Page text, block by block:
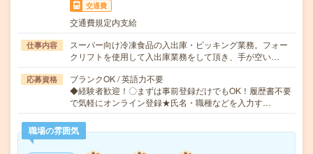
交通費
交通費規定内支給
仕事内容
スーパー向け冷凍食品の入出庫・ピッキング業務。フォー
クリフトを使用して入出庫業務をして頂き、手が空い…
応募資格
ブランクOK / 英語力不要
◆経験者歓迎！〇まずは事前登録だけでもOK！履歴書不要
で気軽にオンライン登録★氏名・職種などを入力す…
職場の雰囲気